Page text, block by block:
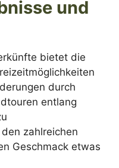
und
bietet die
durch
entlang
zahlreichen
Geschmack etwas